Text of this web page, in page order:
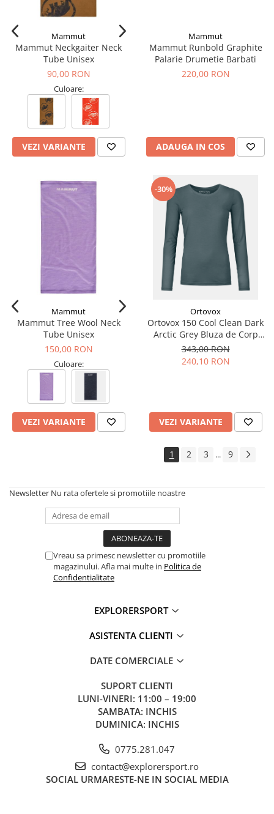
Mammut
Mammut Neckgaiter Neck
Tube Unisex
90,00 RON
Culoare:
VEZI VARIANTE
Mammut
Mammut Runbold Graphite
Palarie Drumetie Barbati
220,00 RON
ADAUGA IN COS
Mammut
Mammut Tree Wool Neck
Tube Unisex
150,00 RON
Culoare:
VEZI VARIANTE
-30%
Ortovox
Ortovox 150 Cool Clean Dark
Arctic Grey Bluza de Corp
Merino Multisport Femei
343,00 RON
240,10 RON
VEZI VARIANTE
1 2 3 ... 9
Newsletter Nu rata ofertele si promotiile noastre
Vreau sa primesc newsletter cu promotiile
magazinului. Afla mai multe in Politica de
Confidentialitate
EXPLORERSPORT
ASISTENTA CLIENTI
DATE COMERCIALE
SUPORT CLIENTI
LUNI-VINERI: 11:00 – 19:00
SAMBATA: INCHIS
DUMINICA: INCHIS
0775.281.047
contact@explorersport.ro
SOCIAL URMARESTE-NE IN SOCIAL MEDIA